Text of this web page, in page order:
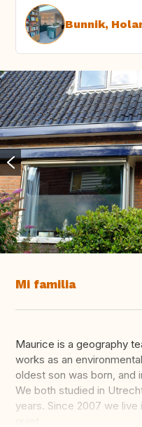
Bunnik,
Mi familia
Maurice is a geography
works as an
oldest son was born, and
We both studied in
years. Since 2007 we live